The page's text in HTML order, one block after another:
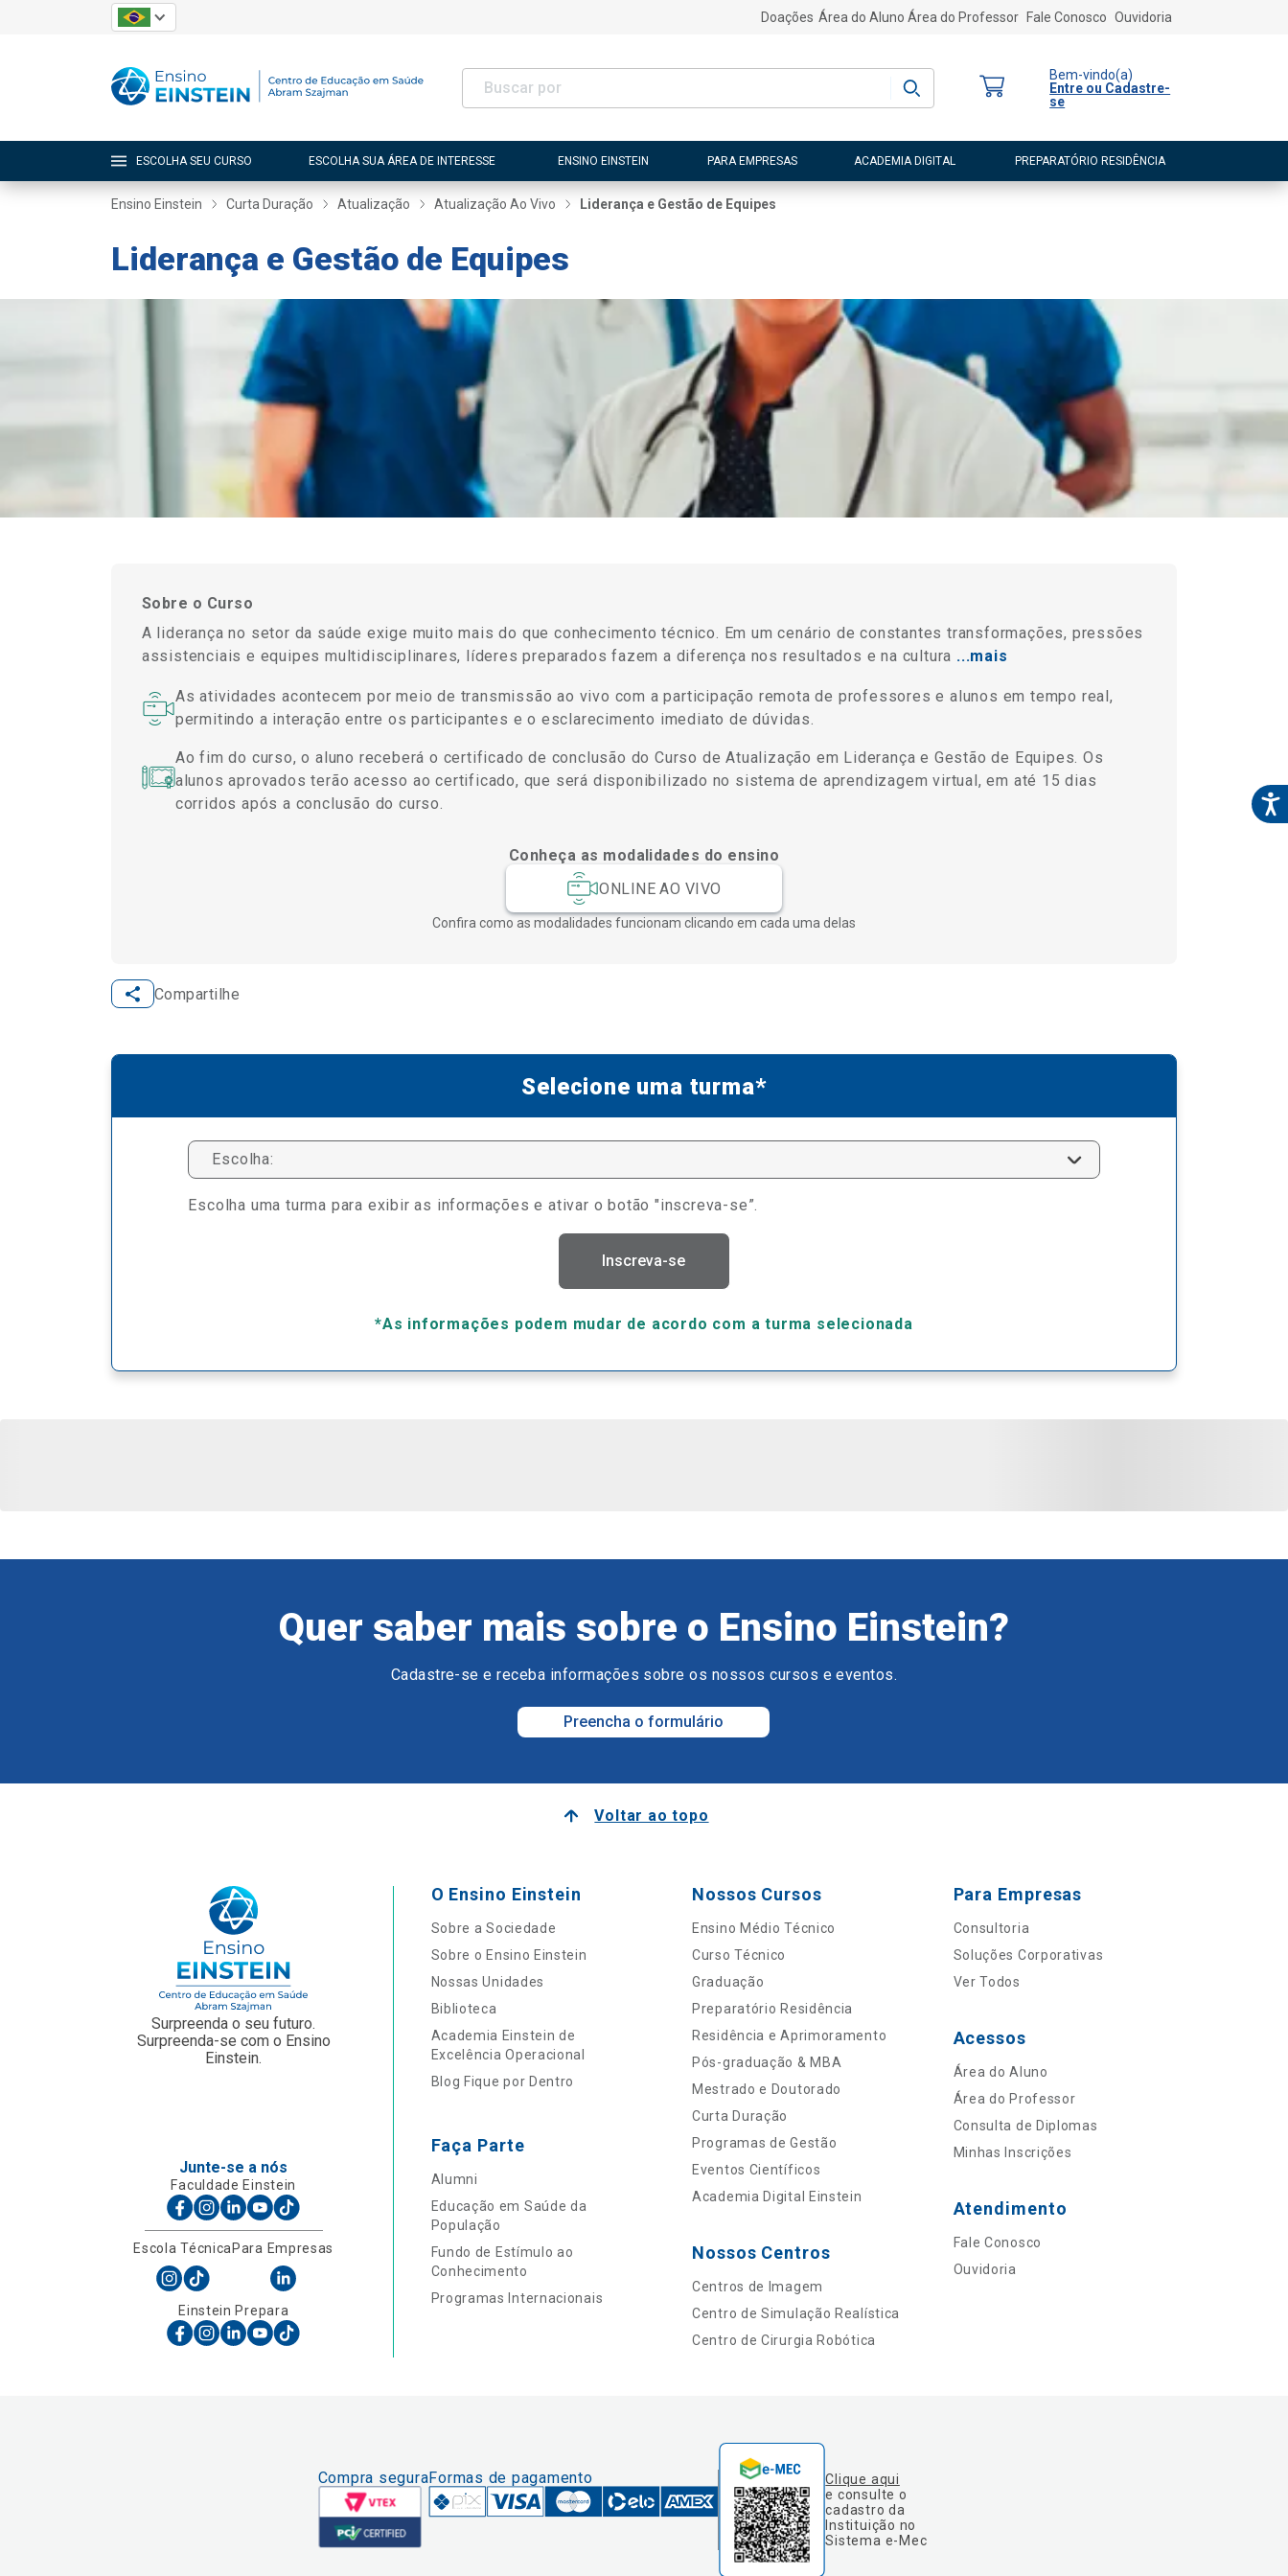
Doações Área do Aluno Área do Professor Fale Conosco Ouvidoria
Bem-vindo(a)
Entre ou Cadastre-
se
ESCOLHA SEU CURSO ESCOLHA SUA ÁREA DE INTERESSE ENSINO EINSTEIN PARA EMPRESAS ACADEMIA DIGITAL PREPARATÓRIO RESIDÊNCIA
Ensino Einstein Curta Duração Atualização Atualização Ao Vivo Liderança e Gestão de Equipes
Liderança e Gestão de Equipes
Sobre o Curso
A liderança no setor da saúde exige muito mais do que conhecimento técnico. Em um cenário de constantes transformações, pressões
assistenciais e equipes multidisciplinares, líderes preparados fazem a diferença nos resultados e na cultura ...mais
As atividades acontecem por meio de transmissão ao vivo com a participação remota de professores e alunos em tempo real,
permitindo a interação entre os participantes e o esclarecimento imediato de dúvidas.
Ao fim do curso, o aluno receberá o certificado de conclusão do Curso de Atualização em Liderança e Gestão de Equipes. Os
alunos aprovados terão acesso ao certificado, que será disponibilizado no sistema de aprendizagem virtual, em até 15 dias
corridos após a conclusão do curso.
Conheça as modalidades do ensino
ONLINE AO VIVO
Confira como as modalidades funcionam clicando em cada uma delas
Compartilhe
Selecione uma turma*
Escolha:
Escolha uma turma para exibir as informações e ativar o botão "inscreva-se”.
Inscreva-se
*As informações podem mudar de acordo com a turma selecionada
Quer saber mais sobre o Ensino Einstein?
Cadastre-se e receba informações sobre os nossos cursos e eventos.
Preencha o formulário
Voltar ao topo
Surpreenda o seu futuro.
Surpreenda-se com o Ensino
Einstein.
Junte-se a nós
Faculdade Einstein
Escola TécnicaPara Empresas
Einstein Prepara
O Ensino Einstein
Sobre a Sociedade
Sobre o Ensino Einstein
Nossas Unidades
Biblioteca
Academia Einstein de
Excelência Operacional
Blog Fique por Dentro
Faça Parte
Alumni
Educação em Saúde da
População
Fundo de Estímulo ao
Conhecimento
Programas Internacionais
Nossos Cursos
Ensino Médio Técnico
Curso Técnico
Graduação
Preparatório Residência
Residência e Aprimoramento
Pós-graduação & MBA
Mestrado e Doutorado
Curta Duração
Programas de Gestão
Eventos Científicos
Academia Digital Einstein
Nossos Centros
Centros de Imagem
Centro de Simulação Realística
Centro de Cirurgia Robótica
Para Empresas
Consultoria
Soluções Corporativas
Ver Todos
Acessos
Área do Aluno
Área do Professor
Consulta de Diplomas
Minhas Inscrições
Atendimento
Fale Conosco
Ouvidoria
Compra seguraFormas de pagamento
Clique aqui
e consulte o
cadastro da
Instituição no
Sistema e-Mec